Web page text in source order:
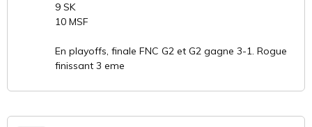
9 SK
10 MSF
En playoffs, finale FNC G2 et G2 gagne 3-1. Rogue
finissant 3 eme